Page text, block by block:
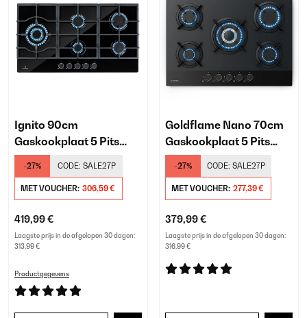
Ignito 90cm
Gaskookplaat 5 Pits
Zwart
-27% CODE: SALE27P
MET VOUCHER: 306,59 €
419,99 €
Laagste prijs in de afgelopen 30 dagen:
313,99 €
Productgegevens
Goldflame Nano 70cm
Gaskookplaat 5 Pits
Zwart
-27% CODE: SALE27P
MET VOUCHER: 277,39 €
379,99 €
Laagste prijs in de afgelopen 30 dagen:
316,99 €